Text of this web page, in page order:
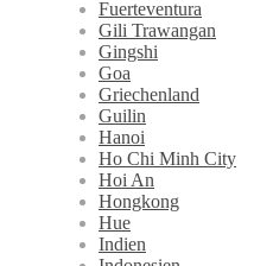
Fuerteventura
Gili Trawangan
Gingshi
Goa
Griechenland
Guilin
Hanoi
Ho Chi Minh City
Hoi An
Hongkong
Hue
Indien